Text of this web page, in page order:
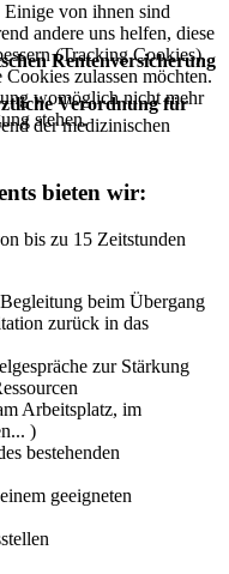
Rentenversicherung
Verordnung für
der medizinischen
bieten wir:
bis zu 15 Zeitstunden
beim Übergang
zurück in das
zur Stärkung
Arbeitsplatz, im
)
bestehenden
geeigneten
von ihnen sind
andere uns helfen, diese
(Tracking Cookies).
zulassen möchten.
womöglich nicht mehr
stehen.